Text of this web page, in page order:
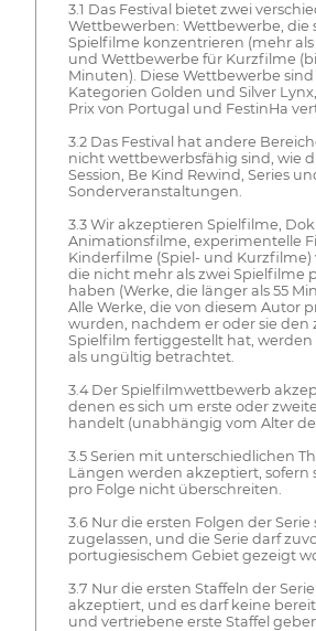
3.1 Das Festival bietet zwei
Wettbewerben: Wettbewerbe, die
Spielfilme konzentrieren (mehr als
und Wettbewerbe für Kurzfilme
Minuten). Diese Wettbewerbe
Kategorien Golden und Silver Lynx,
Prix von Portugal und FestinHa
3.2 Das Festival hat andere
nicht wettbewerbsfähig sind, wie
Session, Be Kind Rewind, Series
Sonderveranstaltungen.
3.3 Wir akzeptieren Spielfilme,
Animationsfilme, experimentelle
Kinderfilme (Spiel- und Kurzfilme)
die nicht mehr als zwei Spielfilme
haben (Werke, die länger als 55
Alle Werke, die von diesem Autor
wurden, nachdem er oder sie den
Spielfilm fertiggestellt hat,
als ungültig betrachtet.
3.4 Der Spielfilmwettbewerb
denen es sich um erste oder
handelt (unabhängig vom Alter
3.5 Serien mit unterschiedlichen
Längen werden akzeptiert, sofern
pro Folge nicht überschreiten.
3.6 Nur die ersten Folgen der Serie
zugelassen, und die Serie darf
portugiesischem Gebiet gezeigt
3.7 Nur die ersten Staffeln der
akzeptiert, und es darf keine
und vertriebene erste Staffel